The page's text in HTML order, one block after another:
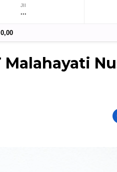
JII
...
0,00